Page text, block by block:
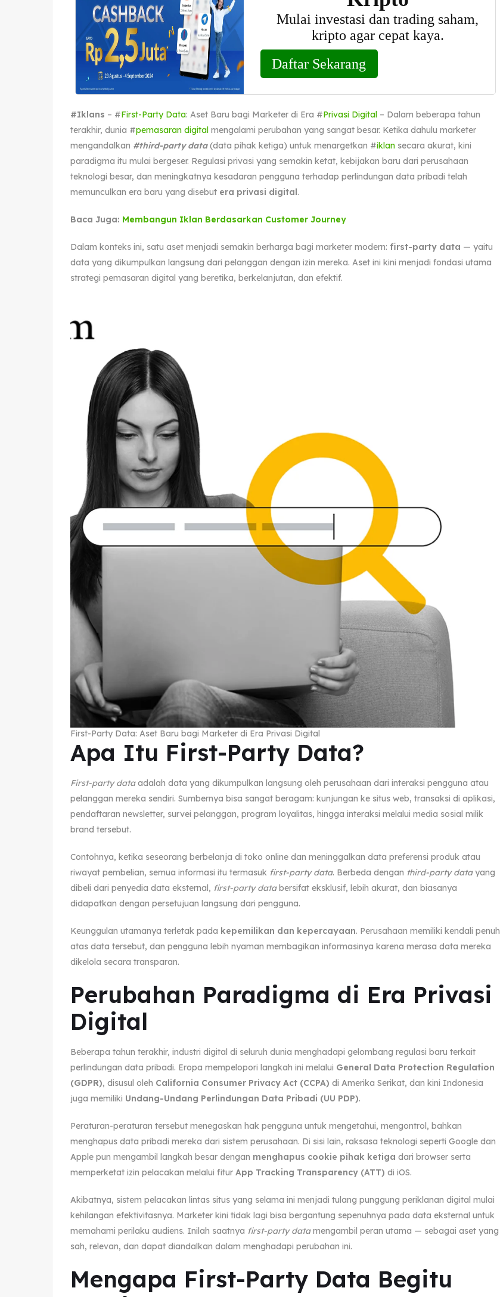
#Iklans – #First-Party Data: Aset Baru bagi Marketer di Era #Privasi Digital – Dalam beberapa tahun
terakhir, dunia #pemasaran digital mengalami perubahan yang sangat besar. Ketika dahulu marketer
mengandalkan #third-party data(data pihak ketiga) untuk menargetkan #iklan secara akurat, kini
paradigma itu mulai bergeser. Regulasi privasi yang semakin ketat, kebijakan baru dari perusahaan
teknologi besar, dan meningkatnya kesadaran pengguna terhadap perlindungan data pribadi telah
memunculkan era baru yang disebut era privasi digital.
Baca Juga: Membangun Iklan Berdasarkan Customer Journey
Dalam konteks ini, satu aset menjadi semakin berharga bagi marketer modern: first-party data — yaitu
data yang dikumpulkan langsung dari pelanggan dengan izin mereka. Aset ini kini menjadi fondasi utama
strategi pemasaran digital yang beretika, berkelanjutan, dan efektif.
First-Party Data: Aset Baru bagi Marketer di Era Privasi Digital
Apa Itu First-Party Data?
First-party dataadalah data yang dikumpulkan langsung oleh perusahaan dari interaksi pengguna atau
pelanggan mereka sendiri. Sumbernya bisa sangat beragam: kunjungan ke situs web, transaksi di aplikasi,
pendaftaran newsletter, survei pelanggan, program loyalitas, hingga interaksi melalui media sosial milik
brand tersebut.
Contohnya, ketika seseorang berbelanja di toko online dan meninggalkan data preferensi produk atau
riwayat pembelian, semua informasi itu termasuk first-party data. Berbeda dengan third-party datayang
dibeli dari penyedia data eksternal, first-party databersifat eksklusif, lebih akurat, dan biasanya
didapatkan dengan persetujuan langsung dari pengguna.
Keunggulan utamanya terletak pada kepemilikan dan kepercayaan. Perusahaan memiliki kendali penuh
atas data tersebut, dan pengguna lebih nyaman membagikan informasinya karena merasa data mereka
dikelola secara transparan.
Perubahan Paradigma di Era Privasi
Digital
Beberapa tahun terakhir, industri digital di seluruh dunia menghadapi gelombang regulasi baru terkait
perlindungan data pribadi. Eropa mempelopori langkah ini melalui General Data Protection Regulation
(GDPR), disusul oleh California Consumer Privacy Act (CCPA) di Amerika Serikat, dan kini Indonesia
juga memiliki Undang-Undang Perlindungan Data Pribadi (UU PDP).
Peraturan-peraturan tersebut menegaskan hak pengguna untuk mengetahui, mengontrol, bahkan
menghapus data pribadi mereka dari sistem perusahaan. Di sisi lain, raksasa teknologi seperti Google dan
Apple pun mengambil langkah besar dengan menghapus cookie pihak ketiga dari browser serta
memperketat izin pelacakan melalui fitur App Tracking Transparency (ATT) di iOS.
Akibatnya, sistem pelacakan lintas situs yang selama ini menjadi tulang punggung periklanan digital mulai
kehilangan efektivitasnya. Marketer kini tidak lagi bisa bergantung sepenuhnya pada data eksternal untuk
memahami perilaku audiens. Inilah saatnya first-party datamengambil peran utama — sebagai aset yang
sah, relevan, dan dapat diandalkan dalam menghadapi perubahan ini.
Mengapa First-Party Data Begitu